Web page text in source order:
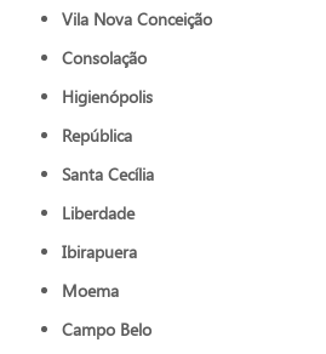
Vila Nova Conceição
Consolação
Higienópolis
República
Santa Cecília
Liberdade
Ibirapuera
Moema
Campo Belo